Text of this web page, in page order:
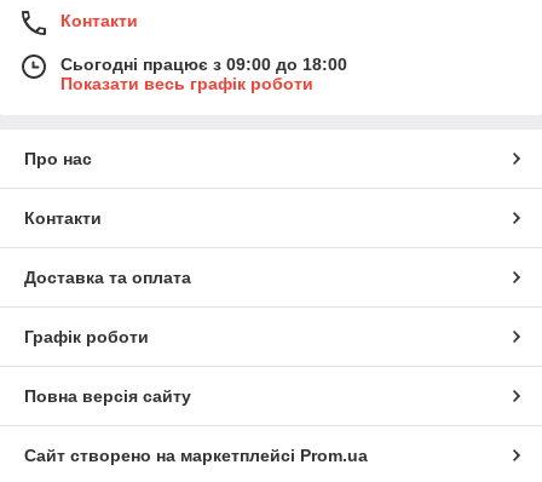
Контакти
Сьогодні працює з 09:00 до 18:00
Показати весь графік роботи
Про нас
Контакти
Доставка та оплата
Графік роботи
Повна версія сайту
Сайт створено на маркетплейсі Prom.ua